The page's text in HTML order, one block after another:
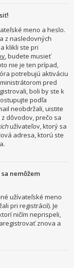
meno a heslo.
z nasledovných
klikli ste pri
, budete musieť
nie je ten prípad,
potrebujú aktiváciu
pred
boli by ste k
podľa
neobdržali, uistite
dôvodov, prečo sa
užívateľov, ktorý sa
adresa, ktorú ste
nemôžem
užívateľské meno
pri registrácií). Je
ničím neprispeli,
znova a